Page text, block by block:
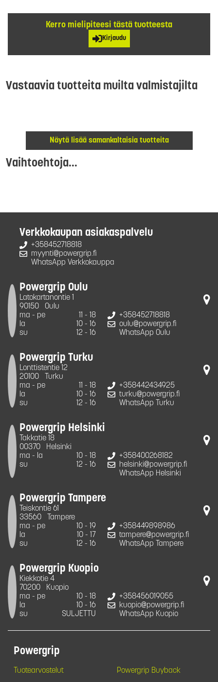
Kerro mielipiteesi tästä tuotteesta
Kirjaudu
Vastaavia tuotteita muilta valmistajilta
Näytä lisää samankaltaisia tuotteita
Vaihtoehtoja...
Verkkokaupan asiakaspalvelu
+358452718818
myynti@powergrip.fi
WhatsApp Verkkokauppa
Powergrip Oulu
Latokartanontie 1
90150
Oulu
ma - pe
11 - 18
la
10 - 16
su
12 - 16
+358452718818
oulu@powergrip.fi
WhatsApp Oulu
Powergrip Turku
Lonttistentie 12
20100
Turku
ma - pe
11 - 18
la
10 - 16
su
12 - 16
+358442434925
turku@powergrip.fi
WhatsApp Turku
Powergrip Helsinki
Takkatie 18
00370
Helsinki
ma - la
10 - 18
su
12 - 16
+358400268182
helsinki@powergrip.fi
WhatsApp Helsinki
Powergrip Tampere
Teiskontie 61
33560
Tampere
ma - pe
10 - 19
la
10 - 17
su
12 - 16
+358449898986
tampere@powergrip.fi
WhatsApp Tampere
Powergrip Kuopio
Kiekkotie 4
70200
Kuopio
ma - pe
10 - 18
la
10 - 16
su
SULJETTU
+358456019055
kuopio@powergrip.fi
WhatsApp Kuopio
Powergrip
Tuotearvostelut Powergrip Buyback